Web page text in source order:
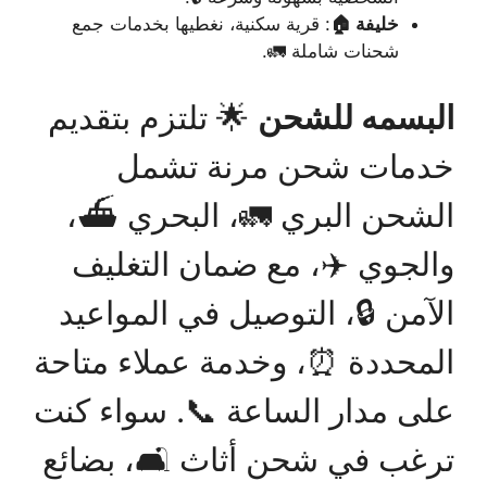
خليفة 🏠 : قرية سكنية، نغطيها بخدمات جمع
شحنات شاملة 🚛.
البسمه للشحن 🌟 تلتزم بتقديم
خدمات شحن مرنة تشمل
الشحن البري 🚛، البحري ⛴️،
والجوي ✈️، مع ضمان التغليف
الآمن 🔒، التوصيل في المواعيد
المحددة ⏰، وخدمة عملاء متاحة
على مدار الساعة 📞. سواء كنت
ترغب في شحن أثاث 🛋️، بضائع